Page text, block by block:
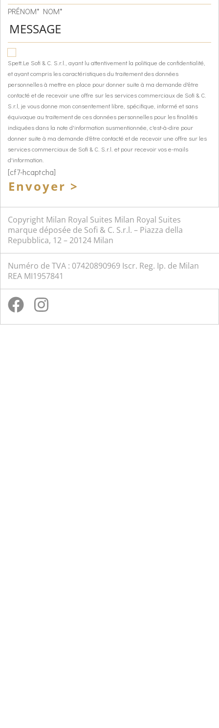
PRÉNOM* NOM*
Spett.Le Sofi & C. S.r.l., ayant lu attentivement la politique de confidentialité,
et ayant compris les caractéristiques du traitement des données
personnelles à mettre en place pour donner suite à ma demande d'être
contacté et de recevoir une offre sur les services commerciaux de Sofi & C.
S.r.l, je vous donne mon consentement libre, spécifique, informé et sans
équivoque au traitement de ces données personnelles pour les finalités
indiquées dans la note d'information susmentionnée, c'est-à-dire pour
donner suite à ma demande d'être contacté et de recevoir une offre sur les
services commerciaux de Sofi & C. S.r.l. et pour recevoir vos e-mails
d'information.
[cf7-hcaptcha]
Envoyer >
Copyright Milan Royal Suites Milan Royal Suites
marque déposée de Sofi & C. S.r.l. – Piazza della
Repubblica, 12 – 20124 Milan
Numéro de TVA : 07420890969 Iscr. Reg. Ip. de Milan
REA MI1957841